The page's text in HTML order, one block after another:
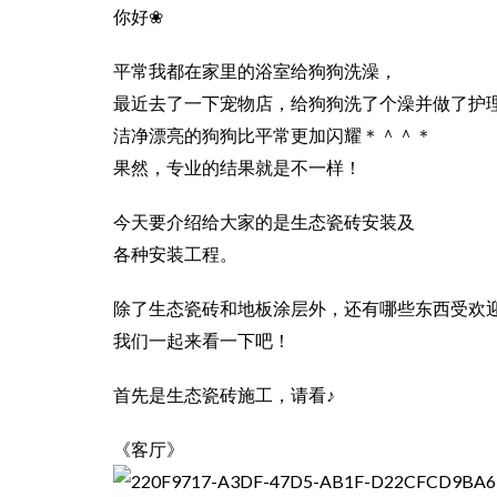
你好❀
平常我都在家里的浴室给狗狗洗澡，
最近去了一下宠物店，给狗狗洗了个澡并做了护
洁净漂亮的狗狗比平常更加闪耀＊＾＾＊
果然，专业的结果就是不一样！
今天要介绍给大家的是生态瓷砖安装及
各种安装工程。
除了生态瓷砖和地板涂层外，还有哪些东西受欢
我们一起来看一下吧！
首先是生态瓷砖施工，请看♪
《客厅》